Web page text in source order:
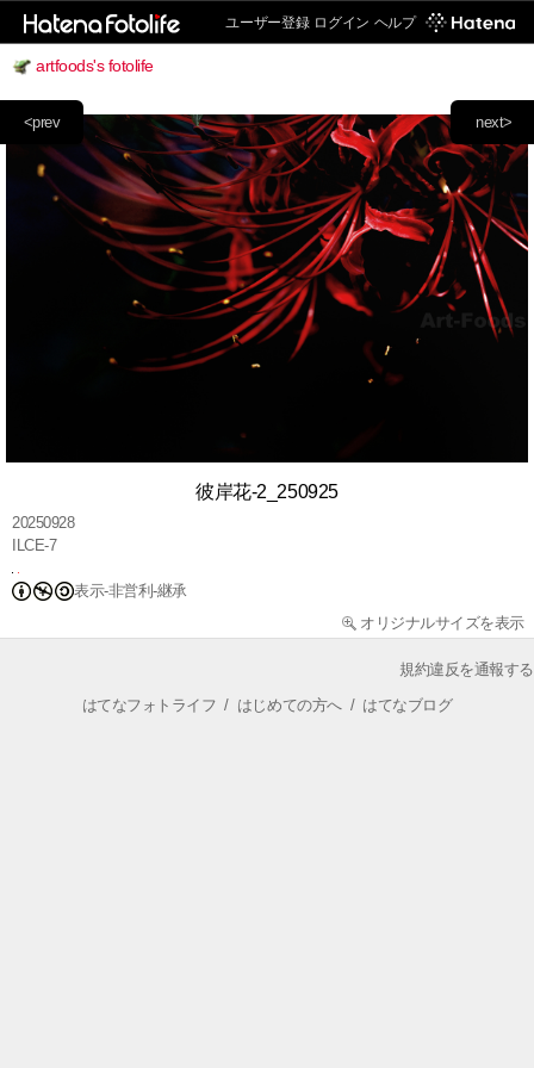
ユーザー登録 ログイン ヘルプ
artfoods's fotolife
next>
<prev
彼岸花-2_250925
20250928
ILCE-7
表示-非営利-継承
オリジナルサイズを表示
規約違反を通報する
はてなフォトライフ / はじめての方へ/ はてなブログ